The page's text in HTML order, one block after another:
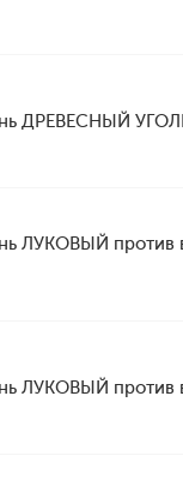
ДРЕВЕСНЫЙ
ЛУКОВЫЙ против
ЛУКОВЫЙ против